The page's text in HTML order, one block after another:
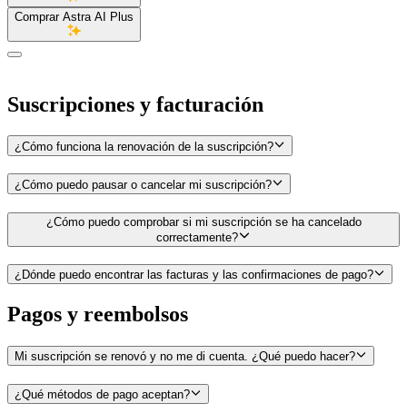
Comprar Astra AI Plus
Suscripciones y facturación
¿Cómo funciona la renovación de la suscripción?
¿Cómo puedo pausar o cancelar mi suscripción?
¿Cómo puedo comprobar si mi suscripción se ha cancelado
correctamente?
¿Dónde puedo encontrar las facturas y las confirmaciones de pago?
Pagos y reembolsos
Mi suscripción se renovó y no me di cuenta. ¿Qué puedo hacer?
¿Qué métodos de pago aceptan?